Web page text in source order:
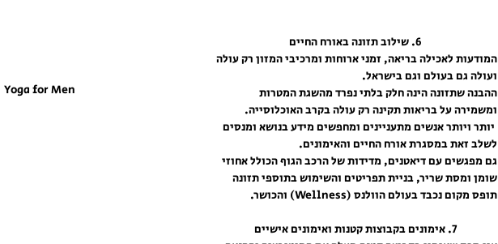
Yoga for Men
6. שילוב תזונה באורח החיים
המודעות לאכילה בריאה, זמני ארוחות ומרכיבי המזון רק עולה
ועולה גם בעולם וגם בישראל.
ההבנה שתזונה הינה חלק בלתי נפרד מהשגת המטרות
ומשמירה על בריאות תקינה רק עולה בקרב האוכלוסייה.
יותר ויותר אנשים מתעניינים ומחפשים מידע בנושא ומנסים
לשלב זאת במסגרת אורח החיים והאימונים.
גם מפגשים עם דיאטנים, מדידות של הרכב הגוף הכולל אחוזי
שומן ומסת שריר, בניית תפריטים והשימוש בתוספי תזונה
תופס מקום נכבד בעולם הוולנס (Wellness) והכושר.
7. אימונים בקבוצות קטנות ואימונים אישיים